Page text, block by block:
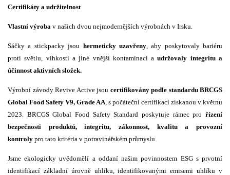
Certifikáty a udržitelnost
Vlastní výroba v našich dvou nejmodernějších výrobnách v Irsku.​
Sáčky a stickpacky jsou hermeticky uzavřeny, aby poskytovaly bariéru
proti světlu, vlhkosti a jiné vnější kontaminaci audržovaly integritu a
účinnost aktivních složek.​
​Výrobní závody Revive Active jsou certifikovány podle standardu BRCGS
Global Food Safety V9, Grade AA , s počáteční certifikací získanou v květnu
2023. BRCGS Global Food Safety Standard poskytuje rámec pro řízení
bezpečnosti produktů,​ integritu, zákonnost, kvalitu a provozní
kontroly pro tato kritéria v potravinářském průmyslu.​
Jsme ekologicky uvědomělí a oddaní našim povinnostem ESG s prvotní
identifikací základní úrovně uhlíku, identifikovanými emisemi uhlíku v